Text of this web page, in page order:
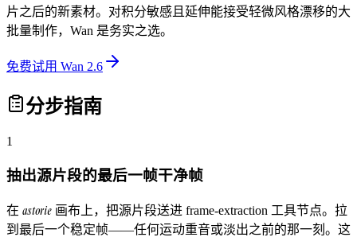
片之后的新素材。对积分敏感且延伸能接受轻微风格漂移的大
批量制作，Wan 是务实之选。
免费试用 Wan 2.6
分步指南
1
抽出源片段的最后一帧干净帧
在 astorie 画布上，把源片段送进 frame-extraction 工具节点。拉
到最后一个稳定帧——任何运动重音或淡出之前的那一刻。这